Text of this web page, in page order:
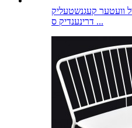
וועטער קעגנשטעליק
דרינענדיק ס ...